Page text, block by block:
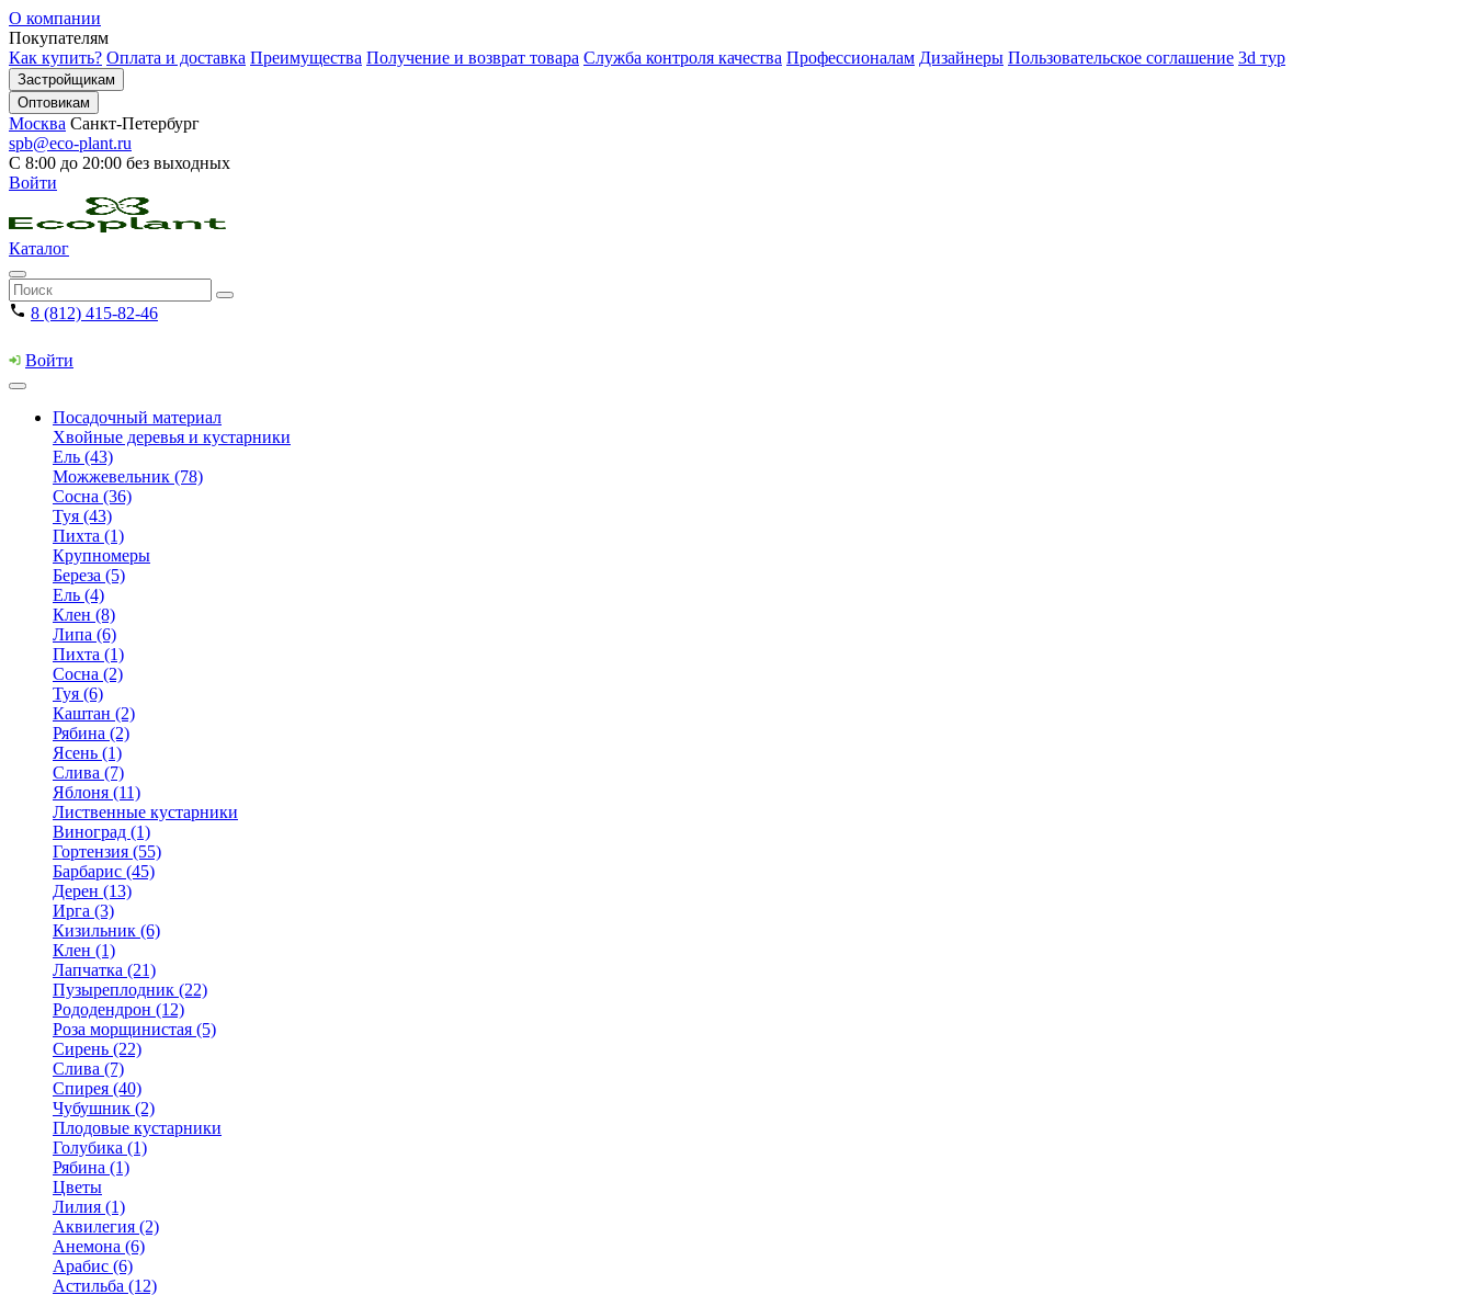
О компании
Покупателям
Как купить? Оплата и доставка Преимущества Получение и возврат товара Служба контроля качества Профессионалам Дизайнеры Пользовательское соглашение 3d тур
Застройщикам
Оптовикам
Москва Санкт-Петербург
spb@eco-plant.ru
С 8:00 до 20:00 без выходных
Войти
Каталог
8 (812) 415-82-46
Войти
Посадочный материал
Хвойные деревья и кустарники
Ель (43)
Можжевельник (78)
Сосна (36)
Туя (43)
Пихта (1)
Крупномеры
Береза (5)
Ель (4)
Клен (8)
Липа (6)
Пихта (1)
Сосна (2)
Туя (6)
Каштан (2)
Рябина (2)
Ясень (1)
Слива (7)
Яблоня (11)
Лиственные кустарники
Виноград (1)
Гортензия (55)
Барбарис (45)
Дерен (13)
Ирга (3)
Кизильник (6)
Клен (1)
Лапчатка (21)
Пузыреплодник (22)
Рододендрон (12)
Роза морщинистая (5)
Сирень (22)
Слива (7)
Спирея (40)
Чубушник (2)
Плодовые кустарники
Голубика (1)
Рябина (1)
Цветы
Лилия (1)
Аквилегия (2)
Анемона (6)
Арабис (6)
Астильба (12)